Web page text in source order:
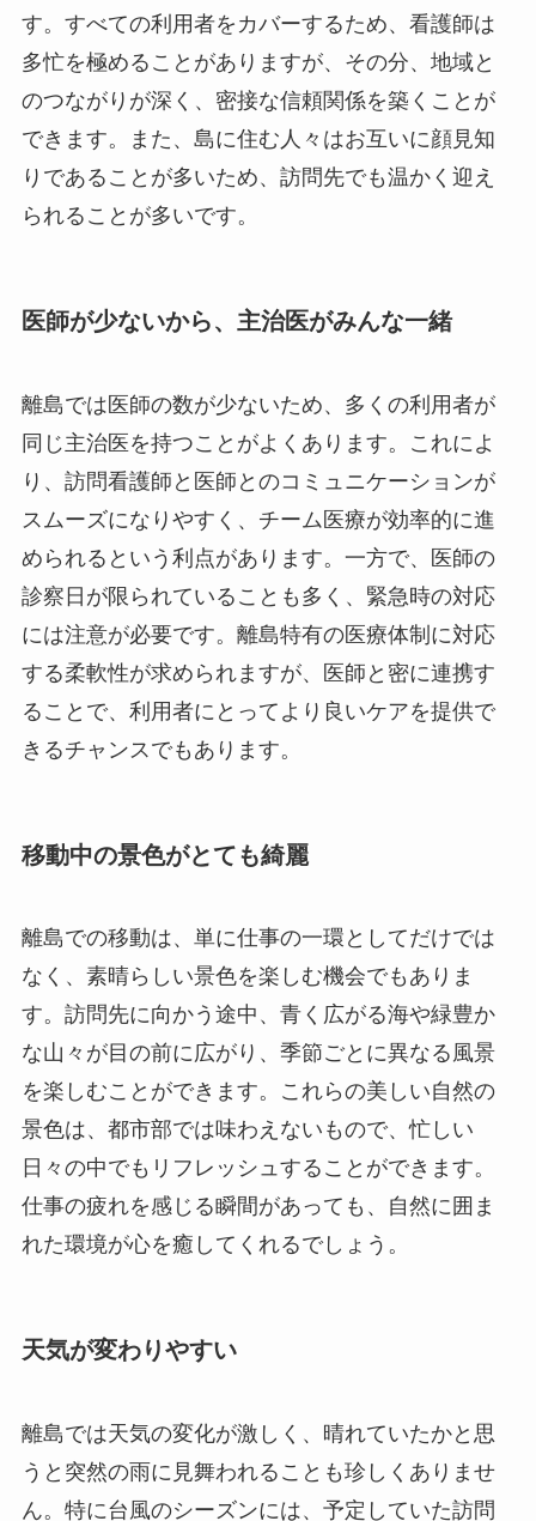
す。すべての利用者をカバーするため、看護師は
多忙を極めることがありますが、その分、地域と
のつながりが深く、密接な信頼関係を築くことが
できます。また、島に住む人々はお互いに顔見知
りであることが多いため、訪問先でも温かく迎え
られることが多いです。
医師が少ないから、主治医がみんな一緒
離島では医師の数が少ないため、多くの利用者が
同じ主治医を持つことがよくあります。これによ
り、訪問看護師と医師とのコミュニケーションが
スムーズになりやすく、チーム医療が効率的に進
められるという利点があります。一方で、医師の
診察日が限られていることも多く、緊急時の対応
には注意が必要です。離島特有の医療体制に対応
する柔軟性が求められますが、医師と密に連携す
ることで、利用者にとってより良いケアを提供で
きるチャンスでもあります。
移動中の景色がとても綺麗
離島での移動は、単に仕事の一環としてだけでは
なく、素晴らしい景色を楽しむ機会でもありま
す。訪問先に向かう途中、青く広がる海や緑豊か
な山々が目の前に広がり、季節ごとに異なる風景
を楽しむことができます。これらの美しい自然の
景色は、都市部では味わえないもので、忙しい
日々の中でもリフレッシュすることができます。
仕事の疲れを感じる瞬間があっても、自然に囲ま
れた環境が心を癒してくれるでしょう。
天気が変わりやすい
離島では天気の変化が激しく、晴れていたかと思
うと突然の雨に見舞われることも珍しくありませ
ん。特に台風のシーズンには、予定していた訪問